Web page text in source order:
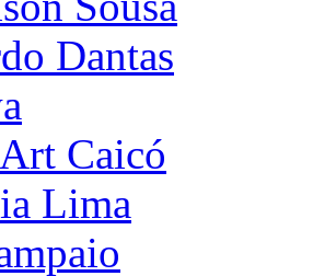
Dantas
Caicó
Lima